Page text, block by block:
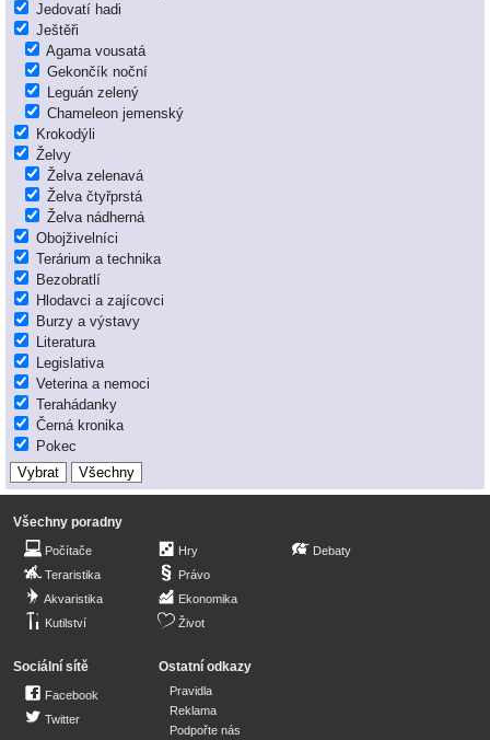
Jedovatí hadi
Ještěři
Agama vousatá
Gekončík noční
Leguán zelený
Chameleon jemenský
Krokodýli
Želvy
Želva zelenavá
Želva čtyřprstá
Želva nádherná
Obojživelníci
Terárium a technika
Bezobratlí
Hlodavci a zajícovci
Burzy a výstavy
Literatura
Legislativa
Veterina a nemoci
Terahádanky
Černá kronika
Pokec
Všechny poradny
Počítače
Teraristika
Akvaristika
Kutilství
Hry
Právo
Ekonomika
Život
Debaty
Sociální sítě
Facebook
Twitter
Ostatní odkazy
Pravidla
Reklama
Podpořte nás